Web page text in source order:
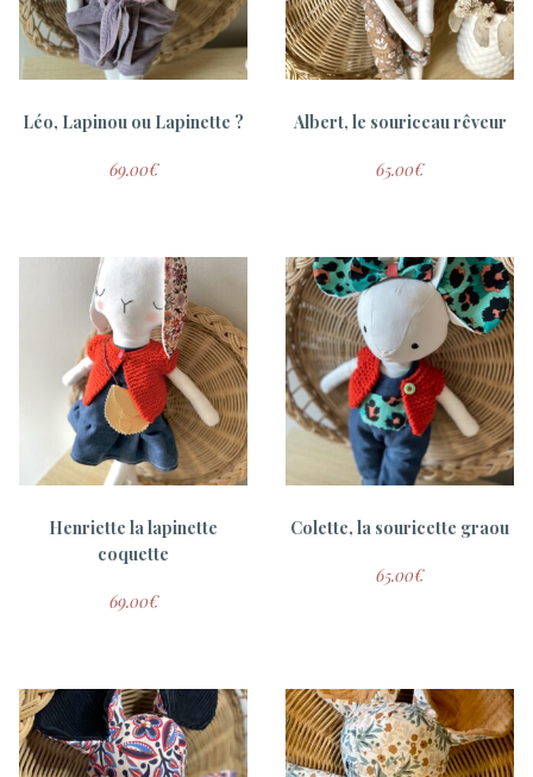
Léo, Lapinou ou Lapinette ?
69.00€
Albert, le souriceau rêveur
65.00€
Henriette la lapinette
coquette
69.00€
Colette, la souricette graou
65.00€
Eloïse , poupon et vêtements
A partir de8.00
Basile , poupon et vêtements
A partir de45.00€
Tom , poupon et vêtements
A partir de8.00€
ADOPTÉ
Alba, la lapinette
69.00 €